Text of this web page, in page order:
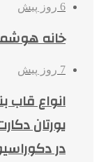
6 روز پیش
خانه
7 روز پیش
انواع قاب
یورتان
در